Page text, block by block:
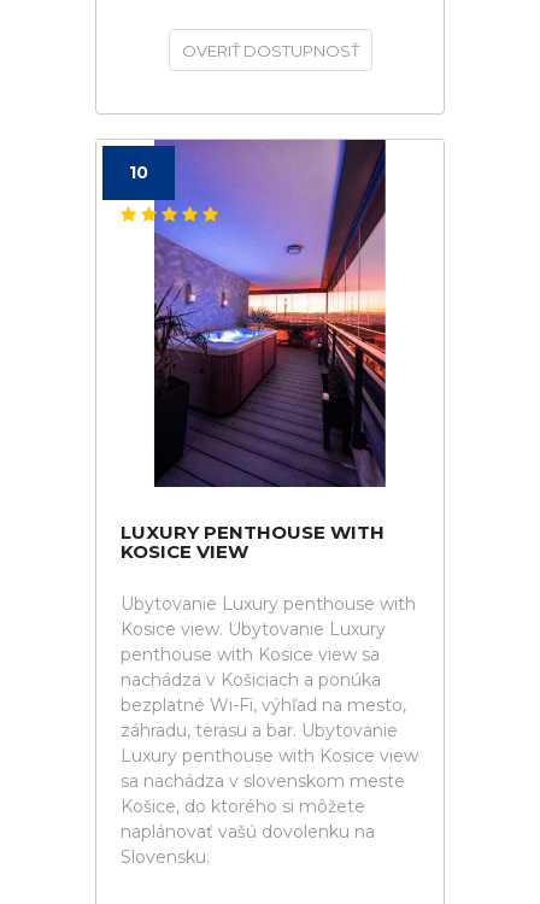
OVERIŤ DOSTUPNOSŤ
10
LUXURY PENTHOUSE WITH
KOSICE VIEW
Ubytovanie Luxury penthouse with
Kosice view. Ubytovanie Luxury
penthouse with Kosice view sa
nachádza v Košiciach a ponúka
bezplatné Wi-Fi, výhľad na mesto,
záhradu, terasu a bar. Ubytovanie
Luxury penthouse with Kosice view
sa nachádza v slovenskom meste
Košice, do ktorého si môžete
naplánovať vašú dovolenku na
Slovensku.